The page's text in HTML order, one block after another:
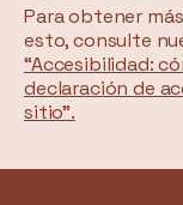
Para obtener
esto, consulte
“Accesibilidad:
declaración de
sitio”.